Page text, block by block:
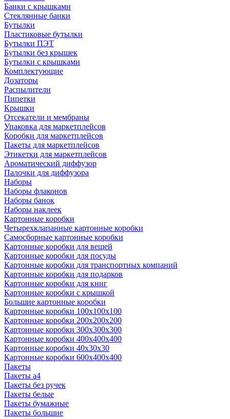
Банки с крышками
Стеклянные банки
Бутылки
Пластиковые бутылки
Бутылки ПЭТ
Бутылки без крышек
Бутылки с крышками
Комплектующие
Дозаторы
Распылители
Пипетки
Крышки
Отсекатели и мембраны
Упаковка для маркетплейсов
Коробки для маркетплейсов
Пакеты для маркетплейсов
Этикетки для маркетплейсов
Ароматический диффузор
Палочки для диффузора
Наборы
Наборы флаконов
Наборы банок
Наборы наклеек
Картонные коробки
Четырехклапанные картонные коробки
Самосборные картонные коробки
Картонные коробки для вещей
Картонные коробки для посуды
Картонные коробки для транспортных компаний
Картонные коробки для подарков
Картонные коробки для книг
Картонные коробки с крышкой
Большие картонные коробки
Картонные коробки 100x100x100
Картонные коробки 200x200x200
Картонные коробки 300x300x300
Картонные коробки 400x400x400
Картонные коробки 40x30x30
Картонные коробки 600x400x400
Пакеты
Пакеты а4
Пакеты без ручек
Пакеты белые
Пакеты бумажные
Пакеты большие